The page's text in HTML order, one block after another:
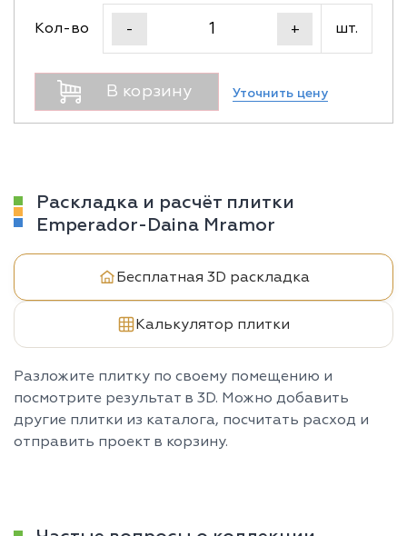
Кол-во - + шт.
В корзину Уточнить цену
Раскладка и расчёт плитки
Emperador-Daina Mramor
Бесплатная 3D раскладка
Калькулятор плитки
Разложите плитку по своему помещению и
посмотрите результат в 3D. Можно добавить
другие плитки из каталога, посчитать расход и
отправить проект в корзину.